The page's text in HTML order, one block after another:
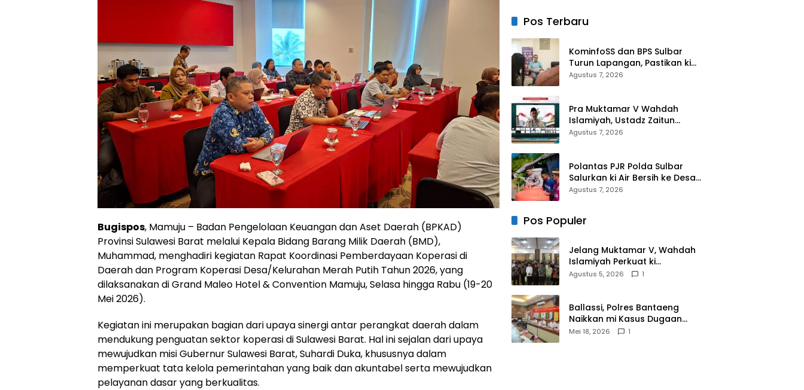
Bugispos, Mamuju – Badan Pengelolaan Keuangan dan Aset Daerah (BPKAD)
Provinsi Sulawesi Barat melalui Kepala Bidang Barang Milik Daerah (BMD),
Muhammad, menghadiri kegiatan Rapat Koordinasi Pemberdayaan Koperasi di
Daerah dan Program Koperasi Desa/Kelurahan Merah Putih Tahun 2026, yang
dilaksanakan di Grand Maleo Hotel & Convention Mamuju, Selasa hingga Rabu (19-20
Mei 2026).
Kegiatan ini merupakan bagian dari upaya sinergi antar perangkat daerah dalam
mendukung penguatan sektor koperasi di Sulawesi Barat. Hal ini sejalan dari upaya
mewujudkan misi Gubernur Sulawesi Barat, Suhardi Duka, khususnya dalam
memperkuat tata kelola pemerintahan yang baik dan akuntabel serta mewujudkan
pelayanan dasar yang berkualitas.
Dakwah
Anak Yatim
Memohon
Keberkahan
Keamanan
Negeri
Kasat,
Kasiwas, dan
Pelantikan
Kasi Humas
Santunan
Kematian
Pos Terbaru
KominfoSS dan BPS Sulbar
Turun Lapangan, Pastikan ki
Sensus Ekonomi 2026 Berjalan
Agustus 7, 2026
Pra Muktamar V Wahdah
Islamiyah, Ustadz Zaitun
Rasmin: Momentum Perkuat
Agustus 7, 2026
Polantas PJR Polda Sulbar
Salurkan ki Air Bersih ke Desa
Saloleyang, Bantuan Nyata di
Agustus 7, 2026
Pos Populer
Jelang Muktamar V, Wahdah
Islamiyah Perkuat ki
Wasathiyah dan Kebangsaan
Agustus 5, 2026 1
Ballassi, Polres Bantaeng
Naikkan mi Kasus Dugaan
Korupsi PDAM ke Penyidikan
Mei 18, 2026 1